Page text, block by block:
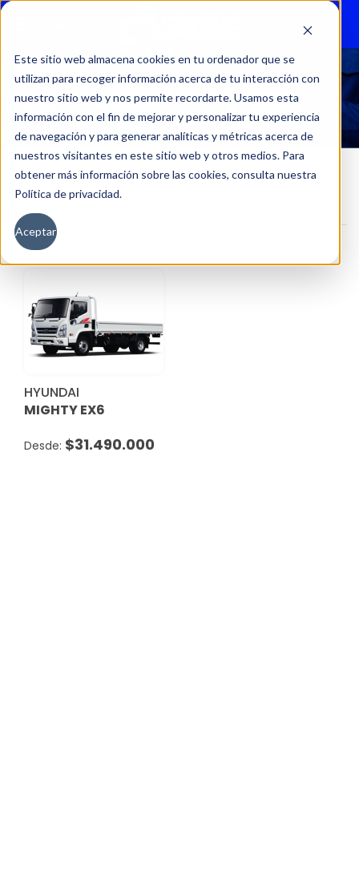
Este sitio web almacena cookies en tu ordenador que se
utilizan para recoger información acerca de tu interacción con
nuestro sitio web y nos permite recordarte. Usamos esta
información con el fin de mejorar y personalizar tu experiencia
de navegación y para generar analíticas y métricas acerca de
nuestros visitantes en este sitio web y otros medios. Para
obtener más información sobre las cookies, consulta nuestra
Política de privacidad.
Aceptar
MIGHTY EX6 3.9 DLX
Inicio Versión del producto
Filtros
HYUNDAI
MIGHTY EX6
$31.490.000